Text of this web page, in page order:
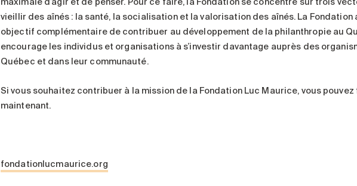
vieillir des aînés : la santé, la socialisation et la valorisation des aînés. La Fondation
objectif complémentaire de contribuer au développement de la philanthropie au
encourage les individus et organisations à s’investir davantage auprès des
Québec et dans leur communauté.
Si vous souhaitez contribuer à la mission de la Fondation Luc Maurice, vous
maintenant.
fondationlucmaurice.org